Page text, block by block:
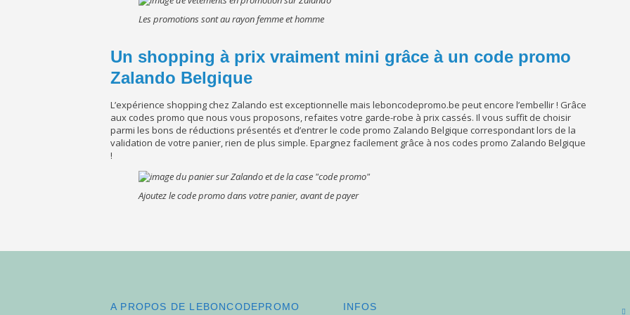
Les promotions sont au rayon femme et homme
Un shopping à prix vraiment mini grâce à un code promo
Zalando Belgique
L’expérience shopping chez Zalando est exceptionnelle mais leboncodepromo.be peut encore l’embellir ! Grâce
aux codes promo que nous vous proposons, refaites votre garde-robe à prix cassés. Il vous suffit de choisir
parmi les bons de réductions présentés et d’entrer le code promo Zalando Belgique correspondant lors de la
validation de votre panier, rien de plus simple. Epargnez facilement grâce à nos codes promo Zalando Belgique
!
Ajoutez le code promo dans votre panier, avant de payer
A PROPOS DE LEBONCODEPROMO INFOS